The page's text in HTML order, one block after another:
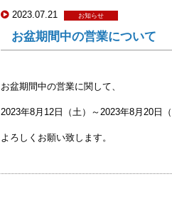
2023.07.21 お知らせ
お盆期間中の営業について
お盆期間中の営業に関して、
2023年8月12日（土）～2023年8月20日
よろしくお願い致します。